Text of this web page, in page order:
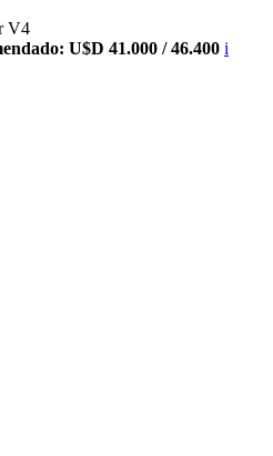
V4
U$D 41.000 / 46.400 i